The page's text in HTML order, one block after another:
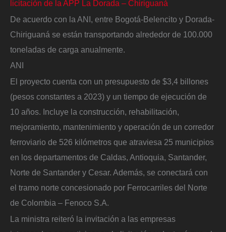
licitación de la APP La Dorada – Chiriguaná
De acuerdo con la ANI, entre Bogotá-Belencito y Dorada-
Chiriguaná se están transportando alrededor de 100.000
toneladas de carga anualmente.
ANI
El proyecto cuenta con un presupuesto de $3,4 billones
(pesos constantes a 2023) y un tiempo de ejecución de
10 años. Incluye la construcción, rehabilitación,
mejoramiento, mantenimiento y operación de un corredor
ferroviario de 526 kilómetros que atraviesa 25 municipios
en los departamentos de Caldas, Antioquia, Santander,
Norte de Santander y Cesar. Además, se conectará con
el tramo norte concesionado por Ferrocarriles del Norte
de Colombia – Fenoco S.A.
La ministra reiteró la invitación a las empresas